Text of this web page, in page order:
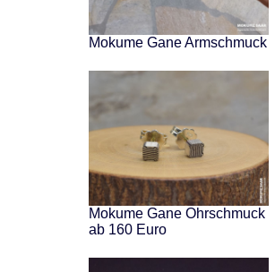
Mokume Gane Armschmuck
Mokume Gane Ohrschmuck
ab 160 Euro